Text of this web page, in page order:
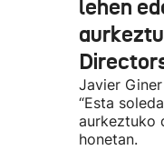
lehen
Javier
“Esta
aurkeztuko
honetan.